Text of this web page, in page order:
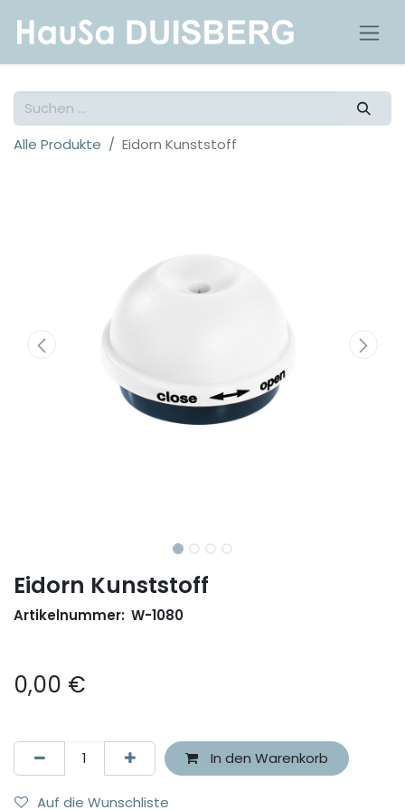
Alle Produkte Eidorn Kunststoff
Eidorn Kunststoff
Artikelnummer: W-1080
0,00 €
In den Warenkorb
Auf die Wunschliste